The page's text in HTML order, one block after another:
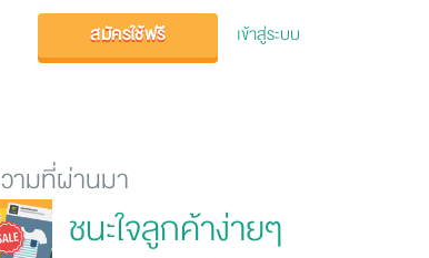
สมัครใช้ฟรี เข้าสู่ระบบ
ามที่ผ่านมา
ชนะใจลูกค้าง่ายๆ